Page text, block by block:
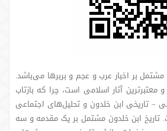
بر اخبار عرب و عجم و بربرها می‌باشد.
معتبرترین آثار اسلامی است، چرا که بازتاب
– تاریخی ابن خلدون و تحلیل‌های اجتماعی
تاریخ ابن خلدون مشتمل بر یک مقدمه و سه